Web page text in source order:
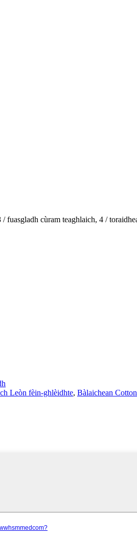
cùram teaghlaich, 4 /
Leòn fèin-ghlèidhte, Bàlaichean